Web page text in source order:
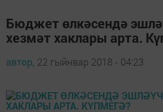
Бюджет өлкәсендә
хезмәт хаклары арта.
автор, 22 гыйнвар 2018 - 04:23